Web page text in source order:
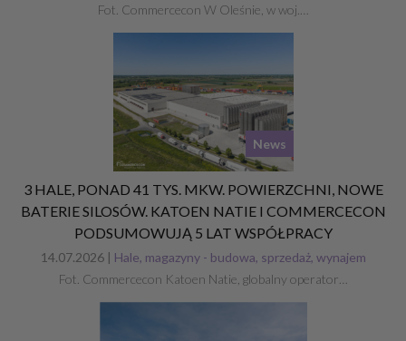
Fot. Commercecon W Oleśnie, w woj.…
News
3 HALE, PONAD 41 TYS. MKW. POWIERZCHNI, NOWE
BATERIE SILOSÓW. KATOEN NATIE I COMMERCECON
PODSUMOWUJĄ 5 LAT WSPÓŁPRACY
14.07.2026 | Hale, magazyny - budowa, sprzedaż, wynajem
Fot. Commercecon Katoen Natie, globalny operator…